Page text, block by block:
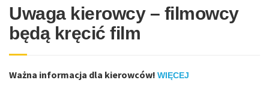
Uwaga kierowcy – filmowcy
będą kręcić film
Ważna informacja dla kierowców! WIĘCEJ